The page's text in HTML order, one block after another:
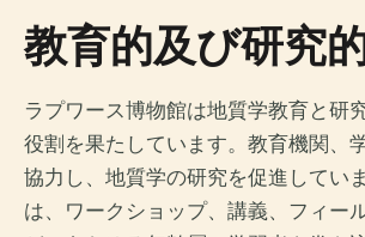
教育的及び研究
ラプワース博物館は地質学教育と研
役割を果たしています。教育機関、
協力し、地質学の研究を促進してい
は、ワークショップ、講義、フィー